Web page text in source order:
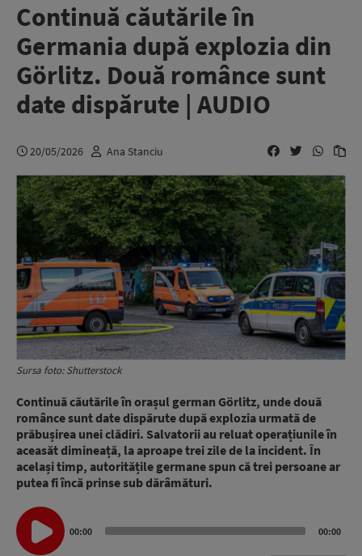
Continuă căutările în
Germania după explozia din
Görlitz. Două românce sunt
date dispărute | AUDIO
20/05/2026 Ana Stanciu
Sursa foto: Shutterstock
Continuă căutările în orașul german Görlitz, unde două
românce sunt date dispărute după explozia urmată de
prăbușirea unei clădiri. Salvatorii au reluat operațiunile în
aceasăt dimineață, la aproape trei zile de la incident. În
același timp, autoritățile germane spun că trei persoane ar
putea fi încă prinse sub dărâmături.
Audio
Player
00:00 00:00